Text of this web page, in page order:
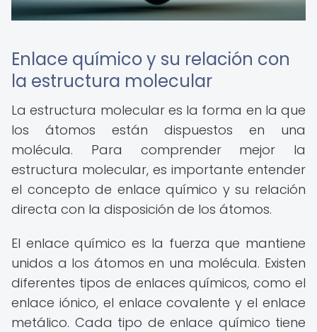
Enlace químico y su relación con
la estructura molecular
La estructura molecular es la forma en la que
los átomos están dispuestos en una
molécula. Para comprender mejor la
estructura molecular, es importante entender
el concepto de enlace químico y su relación
directa con la disposición de los átomos.
El enlace químico es la fuerza que mantiene
unidos a los átomos en una molécula. Existen
diferentes tipos de enlaces químicos, como el
enlace iónico, el enlace covalente y el enlace
metálico. Cada tipo de enlace químico tiene